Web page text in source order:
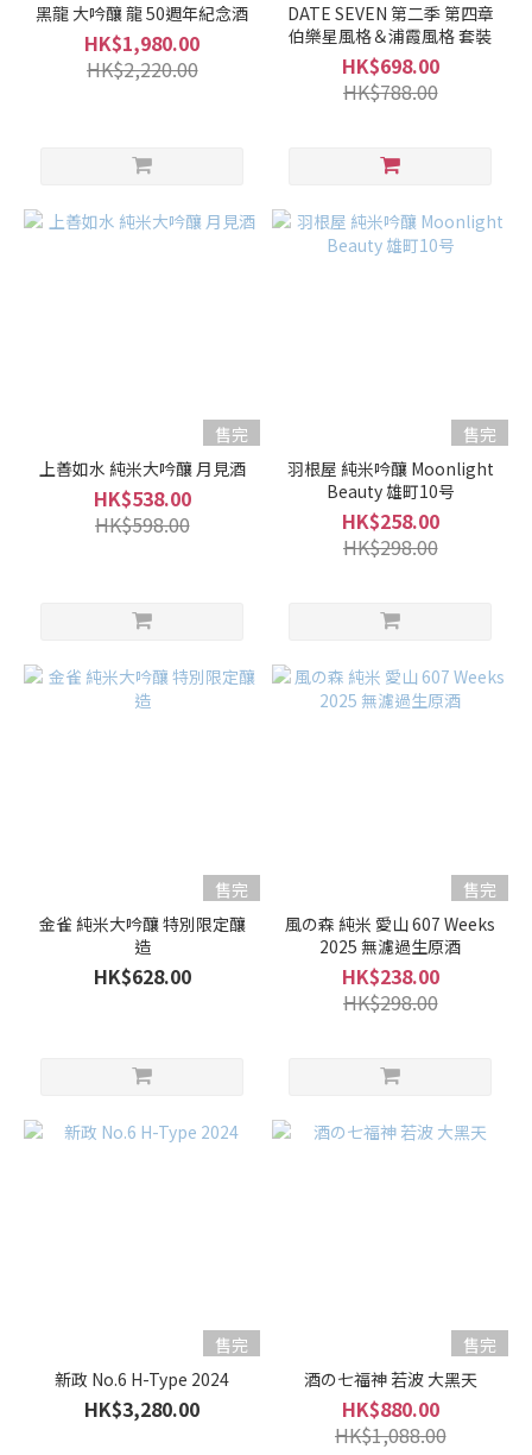
黑龍 大吟釀 龍 50週年紀念酒
HK$1,980.00
HK$2,220.00
DATE SEVEN 第二季 第四章
伯樂星風格＆浦霞風格 套裝
HK$698.00
HK$788.00
售完
上善如水 純米大吟釀 月見酒
HK$538.00
HK$598.00
售完
羽根屋 純米吟釀 Moonlight
Beauty 雄町10号
HK$258.00
HK$298.00
售完
金雀 純米大吟釀 特別限定釀
造
HK$628.00
售完
風の森 純米 愛山 607 Weeks
2025 無濾過生原酒
HK$238.00
HK$298.00
售完
新政 No.6 H-Type 2024
HK$3,280.00
售完
酒の七福神 若波 大黑天
HK$880.00
HK$1,088.00